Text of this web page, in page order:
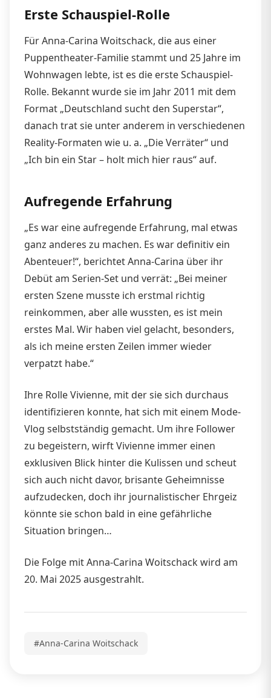
Erste Schauspiel-Rolle
Für Anna-Carina Woitschack, die aus einer
Puppentheater-Familie stammt und 25 Jahre im
Wohnwagen lebte, ist es die erste Schauspiel-
Rolle. Bekannt wurde sie im Jahr 2011 mit dem
Format „Deutschland sucht den Superstar“,
danach trat sie unter anderem in verschiedenen
Reality-Formaten wie u. a. „Die Verräter“ und
„Ich bin ein Star – holt mich hier raus“ auf.
Aufregende Erfahrung
„Es war eine aufregende Erfahrung, mal etwas
ganz anderes zu machen. Es war definitiv ein
Abenteuer!“, berichtet Anna-Carina über ihr
Debüt am Serien-Set und verrät: „Bei meiner
ersten Szene musste ich erstmal richtig
reinkommen, aber alle wussten, es ist mein
erstes Mal. Wir haben viel gelacht, besonders,
als ich meine ersten Zeilen immer wieder
verpatzt habe.“
Ihre Rolle Vivienne, mit der sie sich durchaus
identifizieren konnte, hat sich mit einem Mode-
Vlog selbstständig gemacht. Um ihre Follower
zu begeistern, wirft Vivienne immer einen
exklusiven Blick hinter die Kulissen und scheut
sich auch nicht davor, brisante Geheimnisse
aufzudecken, doch ihr journalistischer Ehrgeiz
könnte sie schon bald in eine gefährliche
Situation bringen…
Die Folge mit Anna-Carina Woitschack wird am
20. Mai 2025 ausgestrahlt.
#Anna-Carina Woitschack